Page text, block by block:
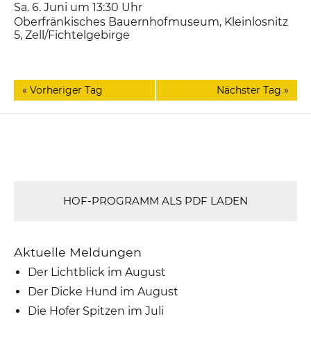
Sa. 6. Juni um 13:30 Uhr
Oberfränkisches Bauernhofmuseum, Kleinlosnitz
5 Zell/Fichtelgebirge
« Vorheriger Tag Nächster Tag »
HOF-PROGRAMM ALS PDF LADEN
Aktuelle Meldungen
Der Lichtblick im August
Der Dicke Hund im August
Die Hofer Spitzen im Juli